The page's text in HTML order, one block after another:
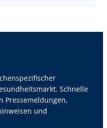
Schnelle
Pressemeldungen,
und